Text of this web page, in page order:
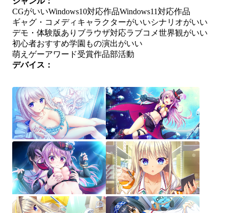
CGがいいWindows10対応作品Windows11対応作品
ギャグ・コメディ キャラクターがいいシナリオがいい
デモ・体験版あり ブラウザ対応ラブコメ世界観がいい
初心者おすすめ学園もの演出がいい
萌えゲーアワード受賞作品部活動
デバイス：